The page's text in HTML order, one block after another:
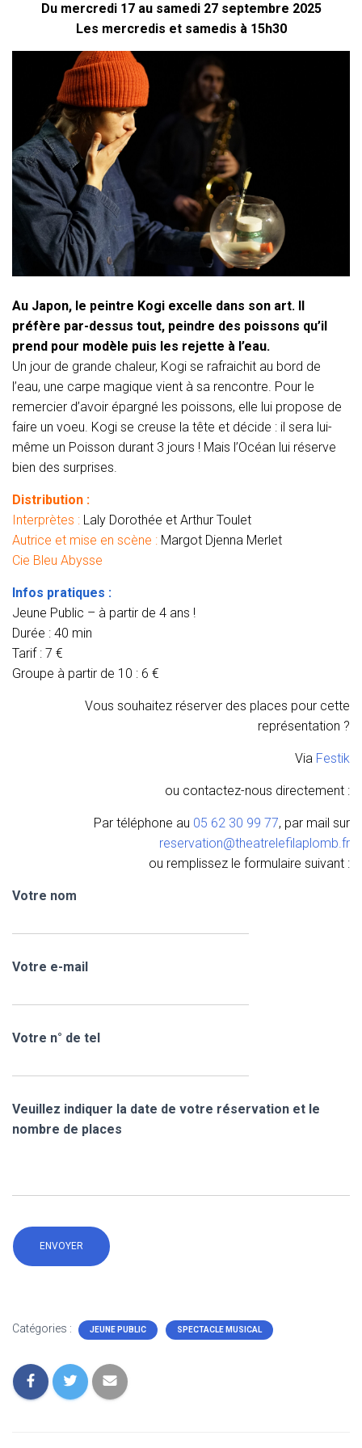
Du mercredi 17 au samedi 27 septembre 2025
Les mercredis et samedis à 15h30
Au Japon, le peintre Kogi excelle dans son art. Il
préfère par-dessus tout, peindre des poissons qu’il
prend pour modèle puis les rejette à l’eau.
Un jour de grande chaleur, Kogi se rafraichit au bord de
l’eau, une carpe magique vient à sa rencontre. Pour le
remercier d’avoir épargné les poissons, elle lui propose de
faire un voeu. Kogi se creuse la tête et décide : il sera lui-
même un Poisson durant 3 jours ! Mais l’Océan lui réserve
bien des surprises.
Distribution :
Interprètes : Laly Dorothée et Arthur Toulet
Autrice et mise en scène : Margot Djenna Merlet
Cie Bleu Abysse
Infos pratiques :
Jeune Public – à partir de 4 ans !
Durée : 40 min
Tarif : 7 €
Groupe à partir de 10 : 6 €
Vous souhaitez réserver des places pour cette
représentation ?
Via Festik
ou contactez-nous directement :
Par téléphone au 05 62 30 99 77, par mail sur
reservation@theatrelefilaplomb.fr
ou remplissez le formulaire suivant :
Votre nom
Votre e-mail
Votre n° de tel
Veuillez indiquer la date de votre réservation et le
nombre de places
Catégories : JEUNE PUBLIC SPECTACLE MUSICAL